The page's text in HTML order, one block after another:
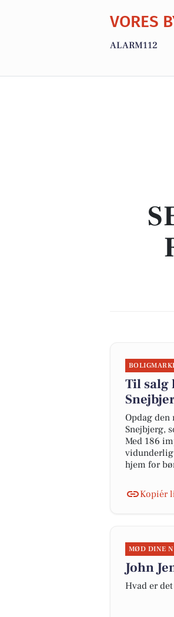
VORES
ALARM112
Til salg
Opdag
Snejbjerg,
Med 186
vidunderlig
hjem for
Kopiér
MØD DINE
John
Hvad er